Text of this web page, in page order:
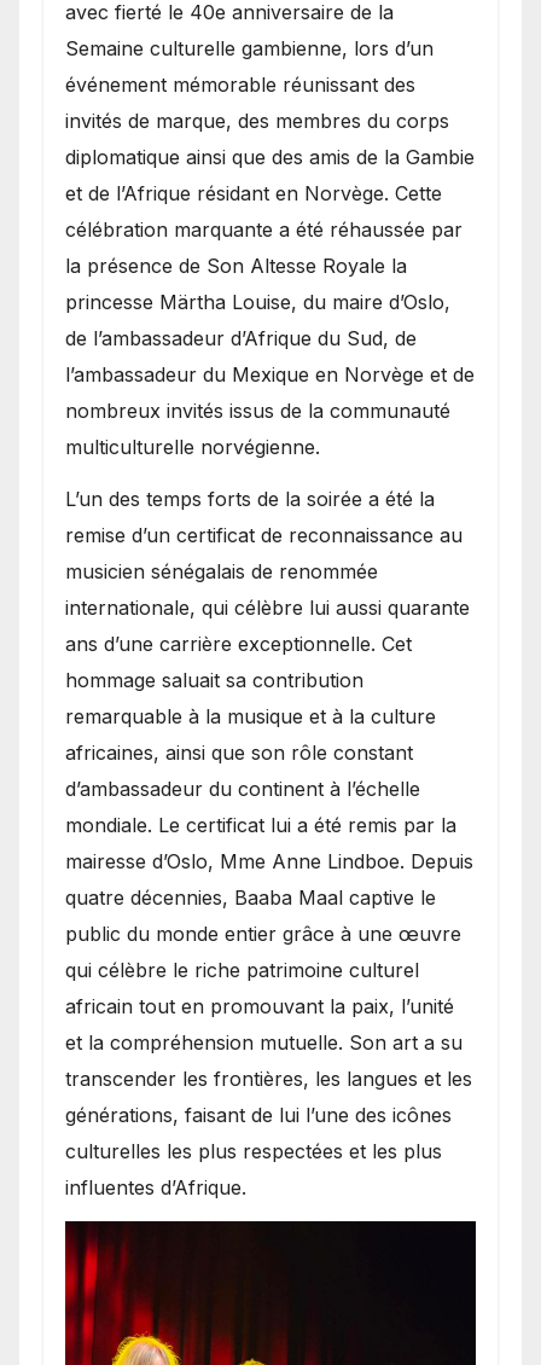
avec fierté le 40e anniversaire de la
Semaine culturelle gambienne, lors d’un
événement mémorable réunissant des
invités de marque, des membres du corps
diplomatique ainsi que des amis de la Gambie
et de l’Afrique résidant en Norvège. Cette
célébration marquante a été réhaussée par
la présence de Son Altesse Royale la
princesse Märtha Louise, du maire d’Oslo,
de l’ambassadeur d’Afrique du Sud, de
l’ambassadeur du Mexique en Norvège et de
nombreux invités issus de la communauté
multiculturelle norvégienne.
​L’un des temps forts de la soirée a été la
remise d’un certificat de reconnaissance au
musicien sénégalais de renommée
internationale, qui célèbre lui aussi quarante
ans d’une carrière exceptionnelle. Cet
hommage saluait sa contribution
remarquable à la musique et à la culture
africaines, ainsi que son rôle constant
d’ambassadeur du continent à l’échelle
mondiale. Le certificat lui a été remis par la
mairesse d’Oslo, Mme Anne Lindboe. Depuis
quatre décennies, Baaba Maal captive le
public du monde entier grâce à une œuvre
qui célèbre le riche patrimoine culturel
africain tout en promouvant la paix, l’unité
et la compréhension mutuelle. Son art a su
transcender les frontières, les langues et les
générations, faisant de lui l’une des icônes
culturelles les plus respectées et les plus
influentes d’Afrique.